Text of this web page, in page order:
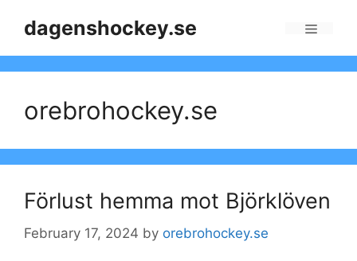
dagenshockey.se
orebrohockey.se
Förlust hemma mot Björklöven
February 17, 2024 by orebrohockey.se